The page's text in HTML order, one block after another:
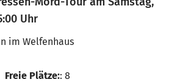
Uhr
im Welfenhaus
Freie Plätze:: 8